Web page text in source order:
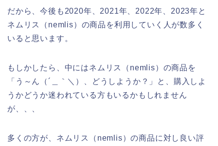
だから、今後も2020年、2021年、2022年、2023年と
ネムリス（nemlis）の商品を利用していく人が数多く
いると思います。
もしかしたら、中にはネムリス（nemlis）の商品を
「う～ん（´＿｀＼）、どうしようか？」と、購入しよ
うかどうか迷われている方もいるかもしれません
が、、、
多くの方が、ネムリス（nemlis）の商品に対し良い評